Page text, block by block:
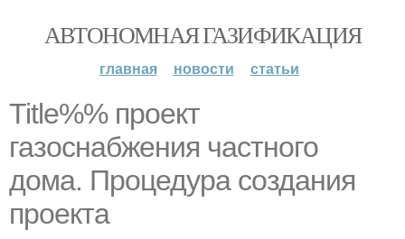
АВТОНОМНАЯ ГАЗИФИКАЦИЯ
главная новости статьи
Title%% проект
газоснабжения частного
дома. Процедура создания
проекта